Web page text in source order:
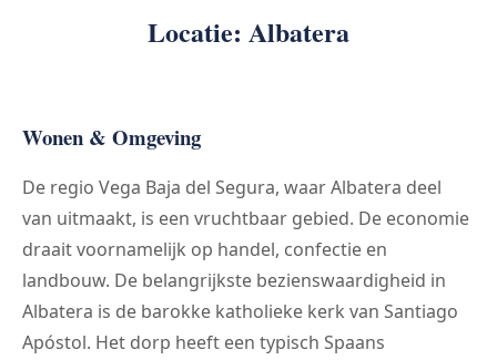
Locatie: Albatera
Wonen & Omgeving
De regio Vega Baja del Segura, waar Albatera deel
van uitmaakt, is een vruchtbaar gebied. De economie
draait voornamelijk op handel, confectie en
landbouw. De belangrijkste bezienswaardigheid in
Albatera is de barokke katholieke kerk van Santiago
Apóstol. Het dorp heeft een typisch Spaans